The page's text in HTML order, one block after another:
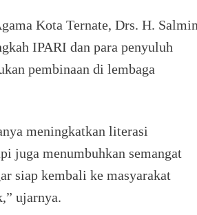
Kota Ternate, Drs. H.
IPARI dan para penyuluh
pembinaan di lembaga
meningkatkan literasi
juga menumbuhkan semangat
siap kembali ke masyarakat
ujarnya.